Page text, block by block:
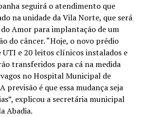
seguirá o atendimento que
na unidade da Vila Norte, que será
Amor para implantação de um
do câncer. “Hoje, o novo prédio
e 20 leitos clínicos instalados e
transferidos para cá na medida
no Hospital Municipal de
previsão é que essa mudança seja
explicou a secretária municipal
Abadia.